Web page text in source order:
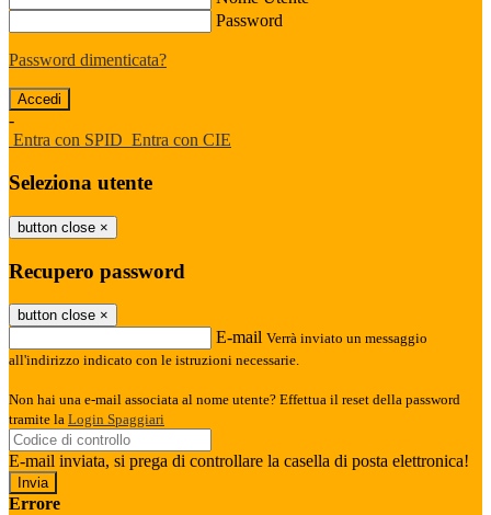
Password
Password dimenticata?
-
Entra con SPID Entra con CIE
Seleziona utente
button close ×
Recupero password
button close ×
E-mail Verrà inviato un messaggio
all'indirizzo indicato con le istruzioni necessarie.
Non hai una e-mail associata al nome utente? Effettua il reset della password
tramite la Login Spaggiari
E-mail inviata, si prega di controllare la casella di posta elettronica!
Errore